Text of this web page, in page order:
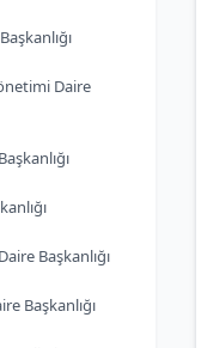
Daire
Başkanlığı
Başkanlığı